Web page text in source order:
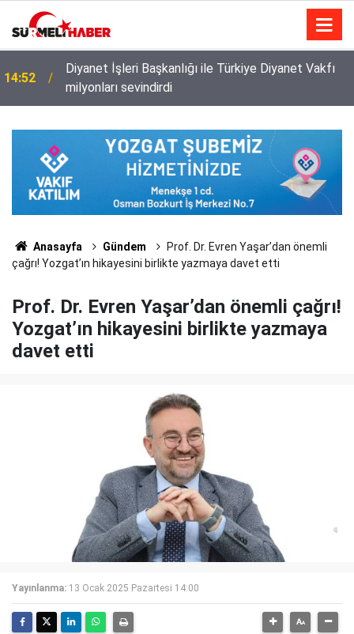
14:52
Diyanet İşleri Başkanlığı ile Türkiye Diyanet Vakfı
milyonları sevindirdi
Anasayfa Gündem
Prof. Dr. Evren Yaşar’dan önemli
çağrı! Yozgat’ın hikayesini birlikte yazmaya davet etti
Prof. Dr. Evren Yaşar’dan önemli çağrı!
Yozgat’ın hikayesini birlikte yazmaya
davet etti
Yayınlanma: 13 Ocak 2025 Pazartesi 14:00